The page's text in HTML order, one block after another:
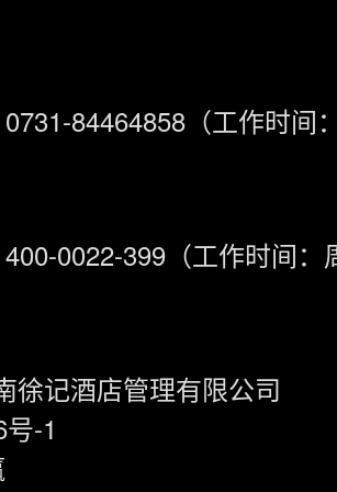
84464858（工作时间
0022-399（工作时间：
徐记酒店管理有限公司
-1